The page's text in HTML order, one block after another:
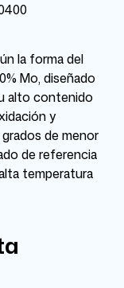
la forma del
Mo, diseñado
alto contenido
y
de menor
de referencia
temperatura